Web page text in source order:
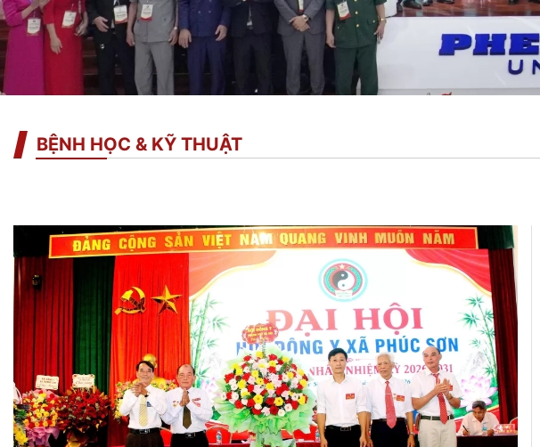
BỆNH HỌC & KỸ THUẬT